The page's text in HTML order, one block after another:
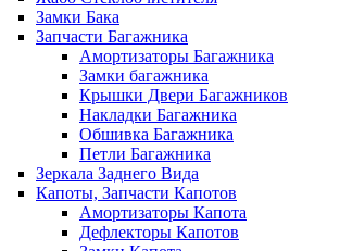
Замки Бака
Запчасти Багажника
Амортизаторы Багажника
Замки багажника
Крышки Двери Багажников
Накладки Багажника
Обшивка Багажника
Петли Багажника
Зеркала Заднего Вида
Капоты, Запчасти Капотов
Амортизаторы Капота
Дефлекторы Капотов